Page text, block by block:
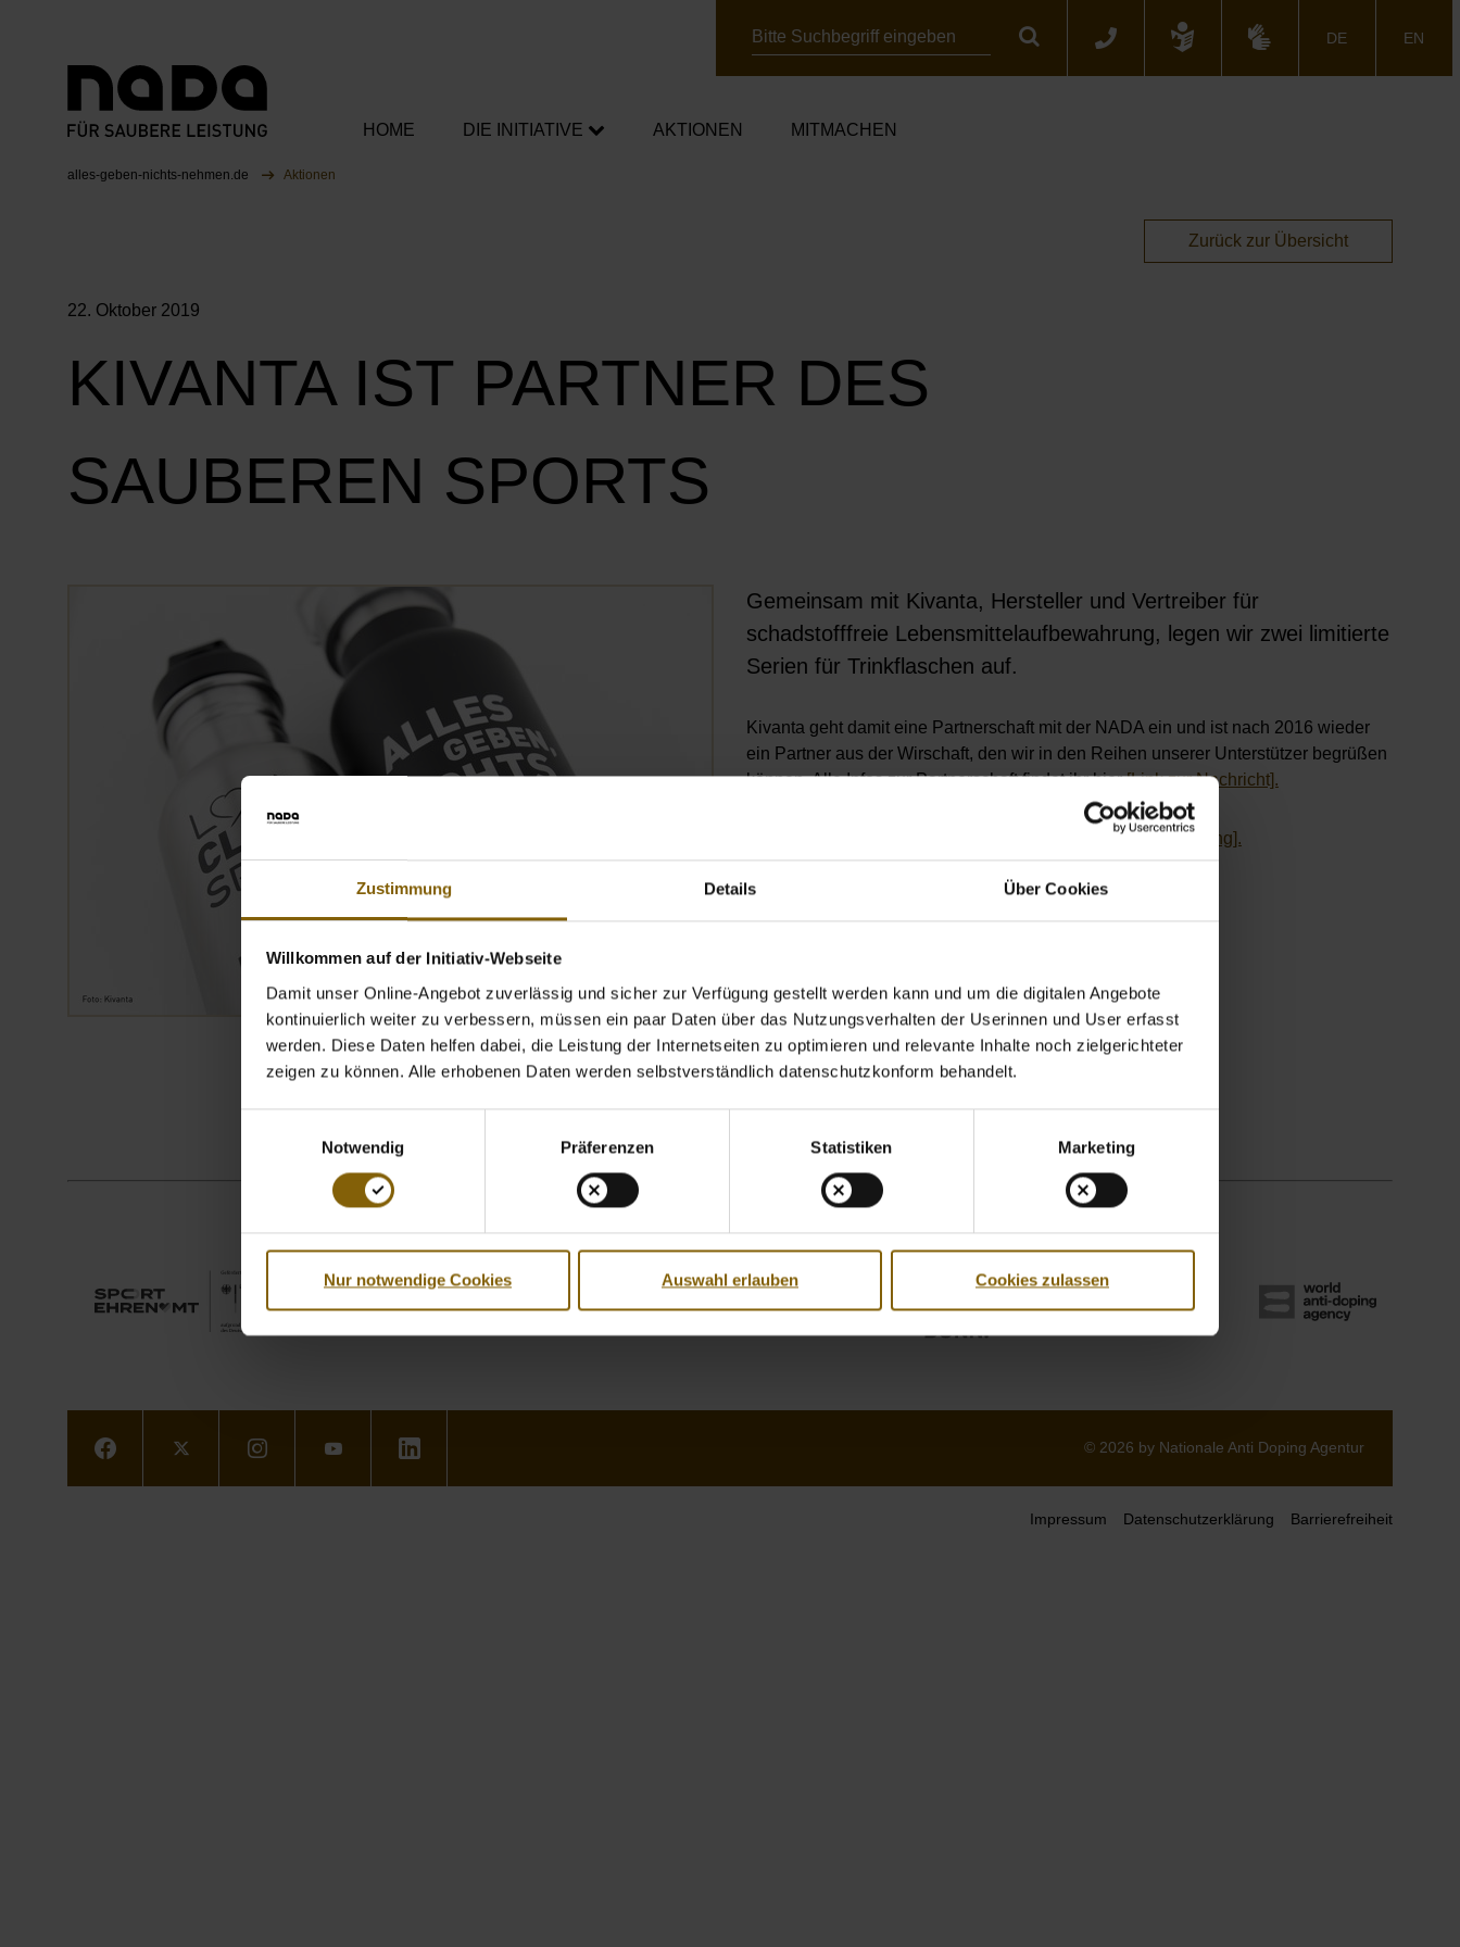
Zustimmung Details Über Cookies
Willkommen auf der Initiativ-Webseite
Damit unser Online-Angebot zuverlässig und sicher zur Verfügung gestellt werden kann und um die digitalen Angebote
kontinuierlich weiter zu verbessern, müssen ein paar Daten über das Nutzungsverhalten der Userinnen und User erfasst
werden. Diese Daten helfen dabei, die Leistung der Internetseiten zu optimieren und relevante Inhalte noch zielgerichteter
zeigen zu können. Alle erhobenen Daten werden selbstverständlich datenschutzkonform behandelt.
Notwendig
Präferenzen Statistiken Marketing
Nur notwendige Cookies Auswahl erlauben Cookies zulassen
Zum Inhalt springen
Suche Suche DE EN
HOME DIE INITIATIVE AKTIONEN MITMACHEN
Sie sind hier:
alles-geben-nichts-nehmen.de Aktionen
Zurück zur Übersicht
22. Oktober 2019
KIVANTA IST PARTNER DES
SAUBEREN SPORTS
Öffnet Bild in Overlay
Gemeinsam mit Kivanta, Hersteller und Vertreiber für
schadstofffreie Lebensmittelaufbewahrung, legen wir zwei limitierte
Serien für Trinkflaschen auf.
Kivanta geht damit eine Partnerschaft mit der NADA ein und ist nach 2016 wieder
ein Partner aus der Wirschaft, den wir in den Reihen unserer Unterstützer begrüßen
können. Alle Infos zur Partnerschaft findet ihr hier[Link zur Nachricht].
[zum Merchandising].
Facebook Twitter Instagram Youtube LinkedIn © 2026 by Nationale Anti Doping Agentur
Impressum Datenschutzerklärung Barrierefreiheit